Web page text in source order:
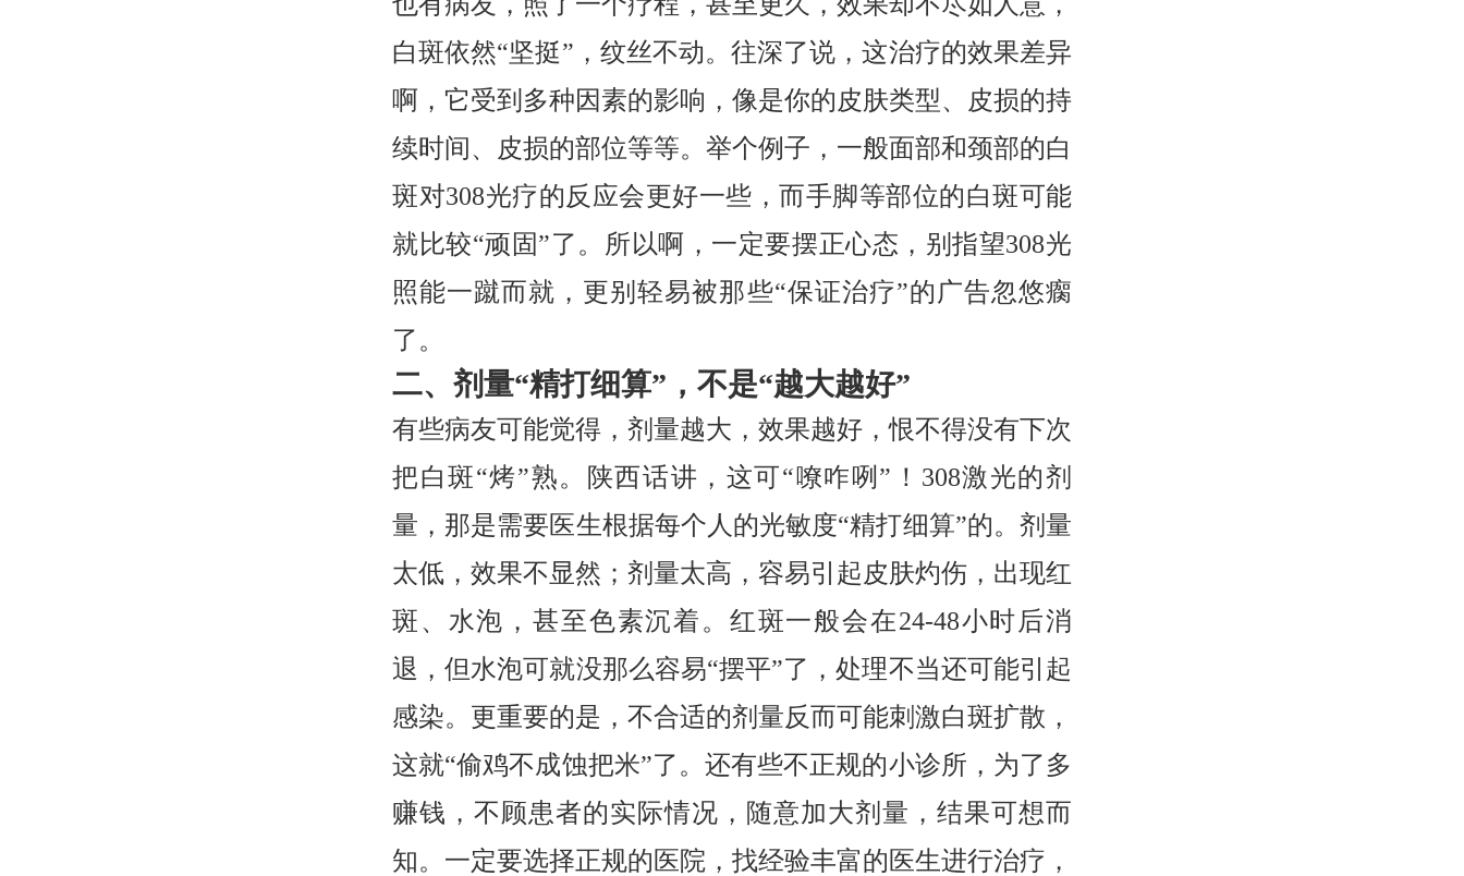
白斑依然“坚挺”，纹丝不动。往深了说，这治疗的效果差异
啊，它受到多种因素的影响，像是你的皮肤类型、皮损的持
续时间、皮损的部位等等。举个例子，一般面部和颈部的白
斑对308光疗的反应会更好一些，而手脚等部位的白斑可能
就比较“顽固”了。所以啊，一定要摆正心态，别指望308光
照能一蹴而就，更别轻易被那些“保证治疗”的广告忽悠瘸
了。
二、剂量“精打细算”，不是“越大越好”
有些病友可能觉得，剂量越大，效果越好，恨不得没有下次
把白斑“烤”熟。陕西话讲，这可“嘹咋咧”！308激光的剂
量，那是需要医生根据每个人的光敏度“精打细算”的。剂量
太低，效果不显然；剂量太高，容易引起皮肤灼伤，出现红
斑、水泡，甚至色素沉着。红斑一般会在24-48小时后消
退，但水泡可就没那么容易“摆平”了，处理不当还可能引起
感染。更重要的是，不合适的剂量反而可能刺激白斑扩散，
这就“偷鸡不成蚀把米”了。还有些不正规的小诊所，为了多
赚钱，不顾患者的实际情况，随意加大剂量，结果可想而
知。一定要选择正规的医院，找经验丰富的医生进行治疗，